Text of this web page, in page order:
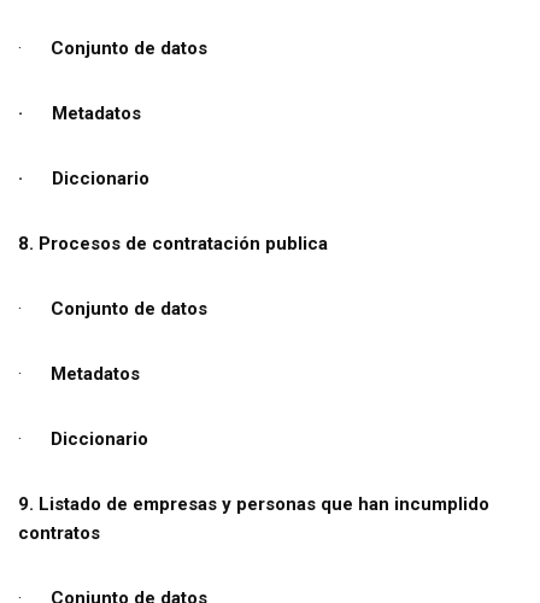
· Conjunto de datos
· Metadatos
· Diccionario
8. Procesos de contratación publica
· Conjunto de datos
· Metadatos
· Diccionario
9. Listado de empresas y personas que han incumplido
contratos
· Conjunto de datos